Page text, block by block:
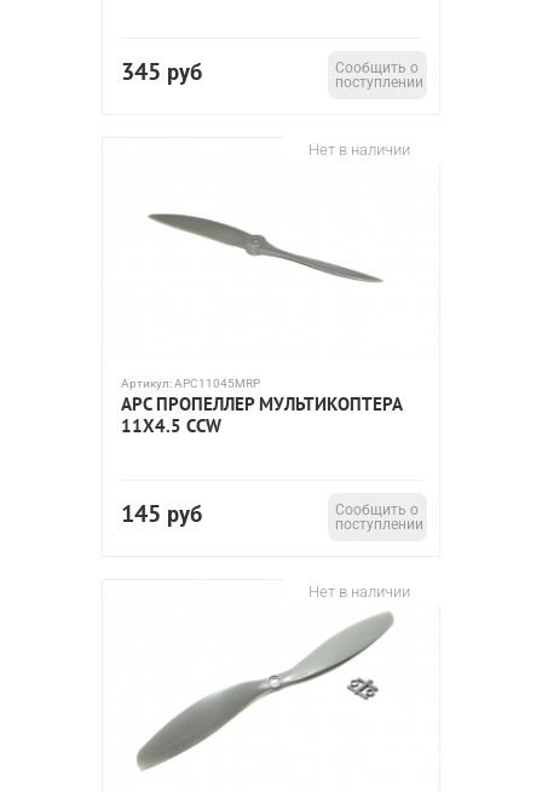
345 руб
Сообщить о
поступлении
Нет в наличии
Артикул:APC11045MRP
APC ПРОПЕЛЛЕР МУЛЬТИКОПТЕРА
11X4.5 CCW
145 руб
Сообщить о
поступлении
Нет в наличии